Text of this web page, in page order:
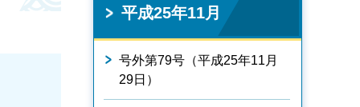
平成25年11月
号外第79号（平成25年11月
29日）